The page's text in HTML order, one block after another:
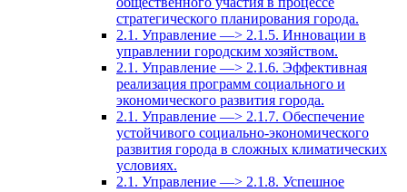
стратегического планирования города.
2.1. Управление —> 2.1.5. Инновации в
управлении городским хозяйством.
2.1. Управление —> 2.1.6. Эффективная
реализация программ социального и
экономического развития города.
2.1. Управление —> 2.1.7. Обеспечение
устойчивого социально-экономического
развития города в сложных климатических
условиях.
2.1. Управление —> 2.1.8. Успешное